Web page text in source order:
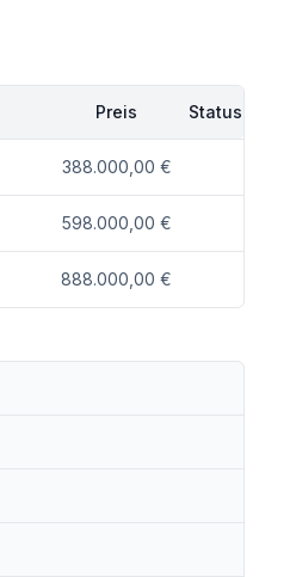
Preis Status
388.000,00 €
598.000,00 €
888.000,00 €